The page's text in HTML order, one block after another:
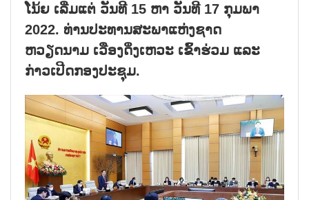
ໂນ້ຍ ເລີ່ມແຕ່ ວັນທີ 15 ຫາ ວັນທີ 17 ກຸມພາ
2022. ທ່ານປະທານສະພາແຫ່ງຊາດ
ຫວຽດນາມ ເວືອງດິ່ງເຫວະ ເຂົ້າຮ່ວມ ແລະ
ກ່າວເປີດກອງປະຊຸມ.